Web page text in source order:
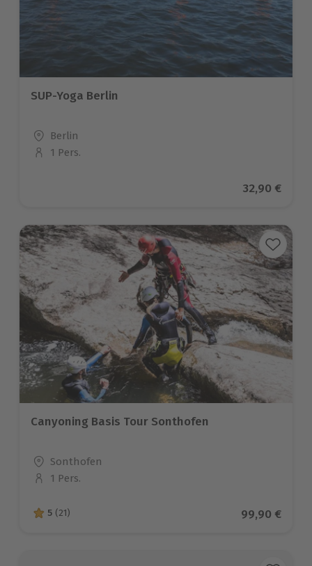
SUP-Yoga Berlin
Standort
Berlin
Anzahl der Teilnehmer
1 Pers.
Aktueller
32,90 €
Canyoning Basis Tour Sonthofen
Standort
Sonthofen
Anzahl der Teilnehmer
1 Pers.
5 von 5 Sternen basierend auf 21 Bewertungen
5 (21) Aktueller
99,90 €